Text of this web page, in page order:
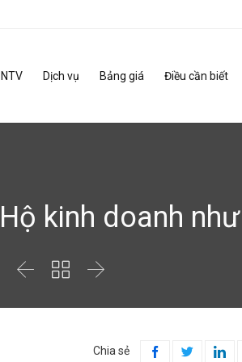
Dịch vụ Bảng giá Điều cần biết
kinh doanh
  
Chia sẻ   